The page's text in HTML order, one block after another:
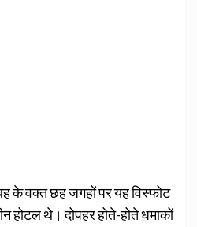
के वक्त छह जगहों पर यह विस्फोट
होटल थे। दोपहर होते-होते धमाकों